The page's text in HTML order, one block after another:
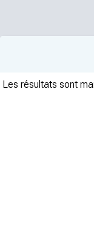
Les résultats sont